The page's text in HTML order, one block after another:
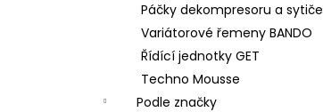
Páčky dekompresoru a sytiče
Variátorové řemeny BANDO
Řídící jednotky GET
Techno Mousse
Podle značky